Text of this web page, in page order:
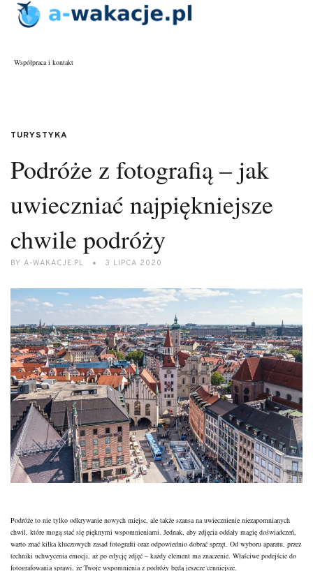
Współpraca i kontakt
TURYSTYKA
Podróże z fotografią – jak
uwieczniać najpiękniejsze
chwile podróży
BY A-WAKACJE.PL 3 LIPCA 2020
Podróże to nie tylko odkrywanie nowych miejsc, ale także szansa na uwiecznienie niezapomnianych
chwil, które mogą stać się pięknymi wspomnieniami. Jednak, aby zdjęcia oddały magię doświadczeń,
warto znać kilka kluczowych zasad fotografii oraz odpowiednio dobrać sprzęt. Od wyboru aparatu, przez
techniki uchwycenia emocji, aż po edycję zdjęć – każdy element ma znaczenie. Właściwe podejście do
fotografowania sprawi, że Twoje wspomnienia z podróży będą jeszcze cenniejsze.